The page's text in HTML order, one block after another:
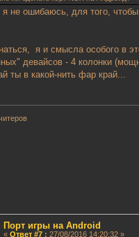
не ошибаюсь, для того, чтобы
я и смысла особого в
девайсов - 4 колонки
ты в какой-нить фар край...
Порт игры на Android
« Ответ #7: 27/08/2016 14:20:32 »